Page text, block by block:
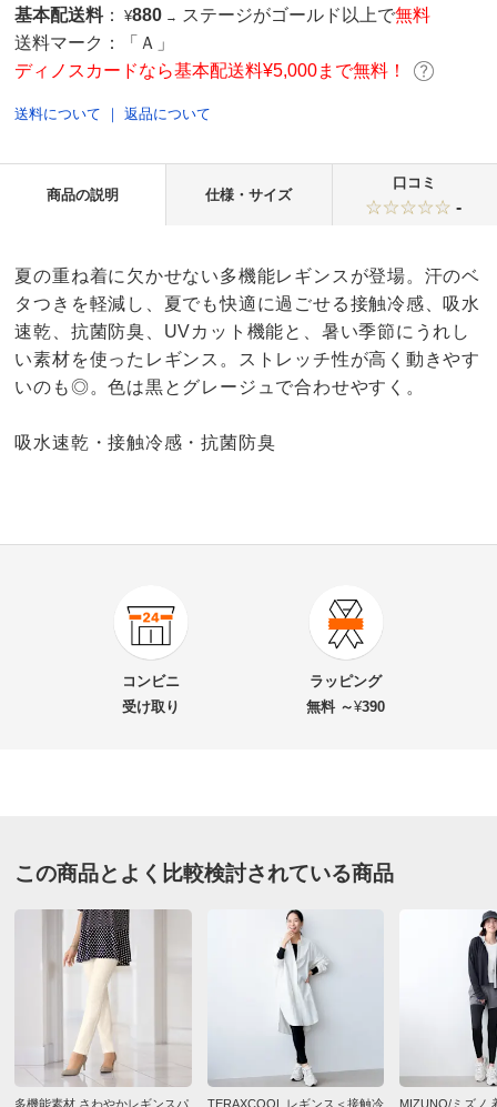
基本配送料 ： ¥880 → ステージがゴールド以上で無料
送料マーク：
「Ａ」
ディノスカードなら基本配送料¥5,000まで無料！
送料について ｜返品について
商品の説明 仕様・サイズ
口コミ
-
夏の重ね着に欠かせない多機能レギンスが登場。汗のベ
タつきを軽減し、夏でも快適に過ごせる接触冷感、吸水
速乾、抗菌防臭、UVカット機能と、暑い季節にうれし
い素材を使ったレギンス。ストレッチ性が高く動きやす
いのも◎。色は黒とグレージュで合わせやすく。
吸水速乾・接触冷感・抗菌防臭
900-M864-04
お支払い方法 送料について
■色：ブラック、グレージュ
■サイズ：M・L
■適応サイズ：
M…ヒップ（87～95）・総丈94・股下丈67cm
L…ヒップ（92～100）・総丈95・股下丈67cm
■素材：ポリエステル85・ポリウレタン15％
■UVカット率：各色99％
コンビニ
受け取り
ラッピング
無料 ～¥390
この商品とよく比較検討されている商品
多機能素材 さわやかレギンスパ TERAXCOOL レギンス＜接触冷 MIZUNO/ミズノ